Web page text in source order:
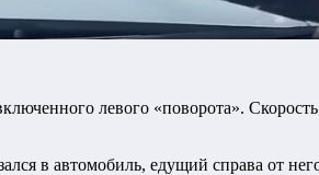
левого «поворота».
в автомобиль, едущий справа от